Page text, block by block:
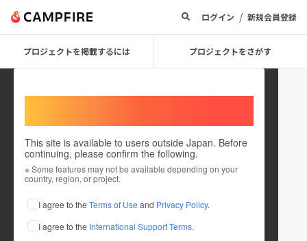
ログイン / 新規会員登録
プロジェクトを掲載するには プロジェクトをさがす
This site is available to users outside Japan. Before
continuing, please confirm the following.
※ Some features may not be available depending on your
country, region, or project.
I agree to the Terms of Use and Privacy Policy.
I agree to the International Support Terms.
exakids
これまでに1件のプロジェクトを投稿しています
在住国：日本 現在地：福岡県